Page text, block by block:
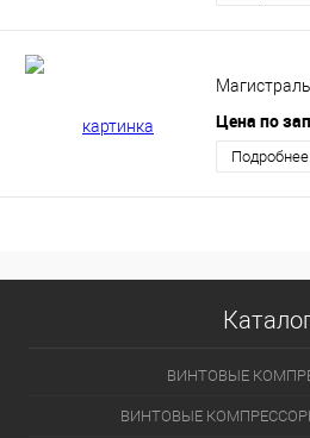
Цена по
Подробнее
ВИНТОВЫЕ
ВИНТОВЫЕ